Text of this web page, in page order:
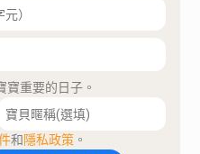
寶重要的日子。
和隱私政策 。